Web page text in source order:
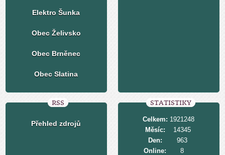
Elektro Šunka
Obec Želivsko
Obec Brněnec
Obec Slatina
RSS
Přehled zdrojů
STATISTIKY
Online: 8
Celkem: 1921248
Měsíc:
14345
Den:
963